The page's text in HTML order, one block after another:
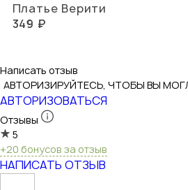
Платье Верити
349 ₽
Написать отзыв
АВТОРИЗИРУЙТЕСЬ, ЧТОБЫ ВЫ
АВТОРИЗОВАТЬСЯ
Отзывы
5
+20 бонусов за отзыв
НАПИСАТЬ ОТЗЫВ